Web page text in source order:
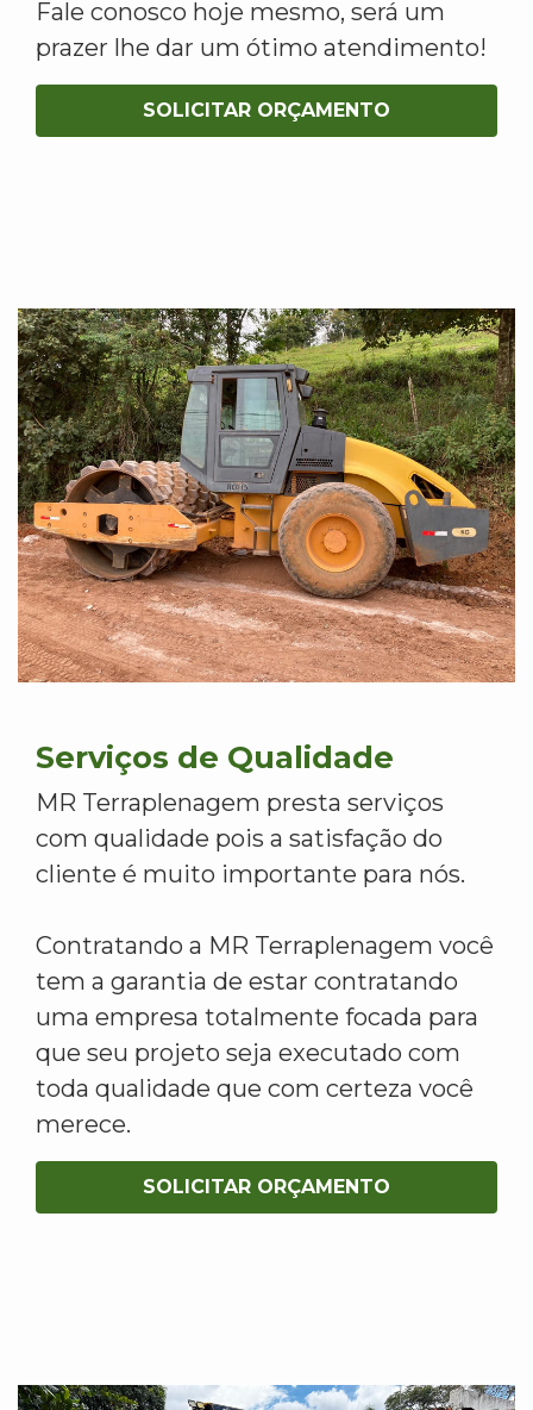
Fale conosco hoje mesmo, será um
prazer lhe dar um ótimo atendimento!
SOLICITAR ORÇAMENTO
Serviços de Qualidade
MR Terraplenagem presta serviços
com qualidade pois a satisfação do
cliente é muito importante para nós.
Contratando a MR Terraplenagem você
tem a garantia de estar contratando
uma empresa totalmente focada para
que seu projeto seja executado com
toda qualidade que com certeza você
merece.
SOLICITAR ORÇAMENTO